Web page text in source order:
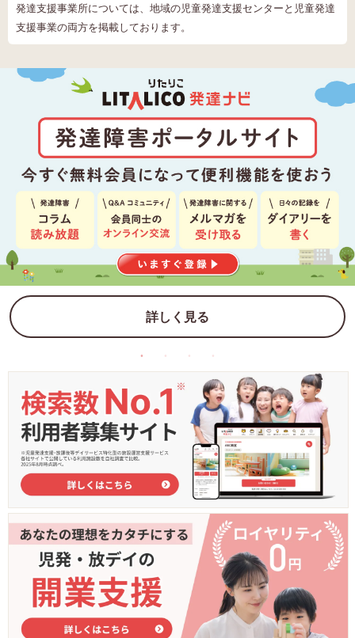
発達支援事業所については、地域の児童発達支援センターと児童発達
支援事業の両方を掲載しております。
詳しく見る